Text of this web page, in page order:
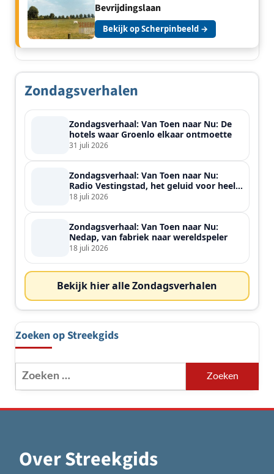
Bevrijdingslaan
Bekijk op Scherpinbeeld →
Zondagsverhalen
Zondagsverhaal: Van Toen naar Nu: De
hotels waar Groenlo elkaar ontmoette
31 juli 2026
Zondagsverhaal: Van Toen naar Nu:
Radio Vestingstad, het geluid voor heel
de streek
18 juli 2026
Zondagsverhaal: Van Toen naar Nu:
Nedap, van fabriek naar wereldspeler
18 juli 2026
Bekijk hier alle Zondagsverhalen
Zoeken op Streekgids
Zoeken
naar:
Over Streekgids